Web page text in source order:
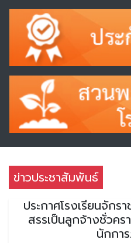
ข่าวประชาสัมพันธ์
ประกาศโรงเรียนจักร
สรรเป็นลูกจ้างชั่วค
นักกา